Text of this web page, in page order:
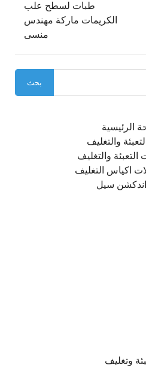
طبات لسطح علب
الكريمات ماركة مهندس
منسى
الرئيسية
والتغليف
والتغليف
اكياس التغليف
سيل
وتغليف